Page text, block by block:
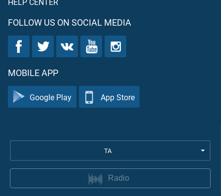
FOLLOW US ON SOCIAL MEDIA
MOBILE APP
Google Play App Store
TA
Radio